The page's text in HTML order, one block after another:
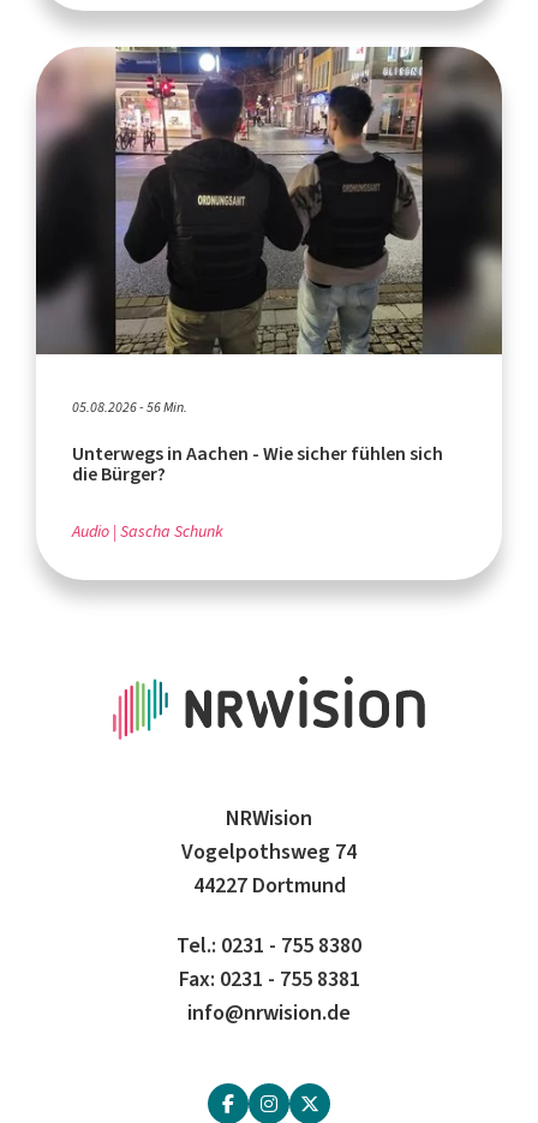
05.08.2026 - 56 Min.
Unterwegs in Aachen - Wie sicher fühlen sich
die Bürger?
Audio Sascha Schunk
NRWision
Vogelpothsweg 74
44227 Dortmund
Tel.: 0231 - 755 8380
Fax: 0231 - 755 8381
info@nrwision.de